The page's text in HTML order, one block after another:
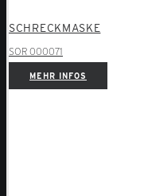
SCHRECKMASKE
SOR 000071
MEHR INFOS